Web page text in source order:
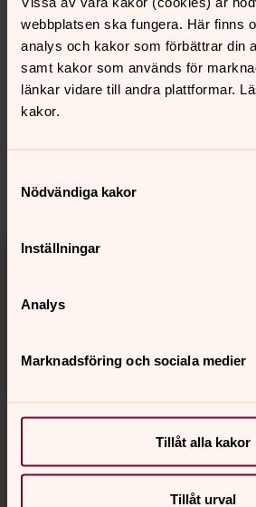
webbplatsen ska fungera. Här finns
analys och kakor som förbättrar din
samt kakor som används för
länkar vidare till andra plattformar.
kakor.
Nödvändiga kakor
Inställningar
Analys
Marknadsföring och sociala medier
Tillåt alla kakor
Tillåt urval
För frågor, förfrågan om intervjuer
Paulina Sokolow, pressansvarig
Läs mer om Fyra röster om påvens
Dela
Tillbaka till toppen
Tillbaka till innehållet
Kalender
Hitta snabbt